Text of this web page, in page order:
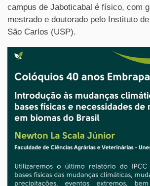
campus de Jaboticabal é físico, com
mestrado e doutorado pelo Instituto
São Carlos (USP).